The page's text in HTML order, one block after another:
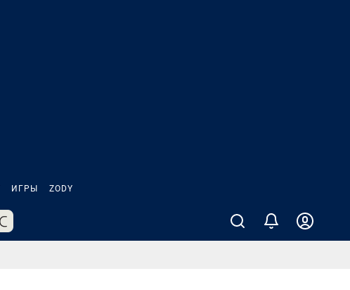
ИГРЫ ZODY